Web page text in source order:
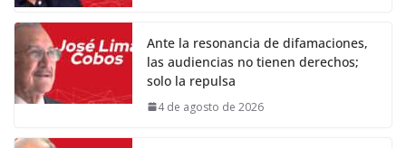
Ante la resonancia de difamaciones,
las audiencias no tienen derechos;
solo la repulsa
4 de agosto de 2026